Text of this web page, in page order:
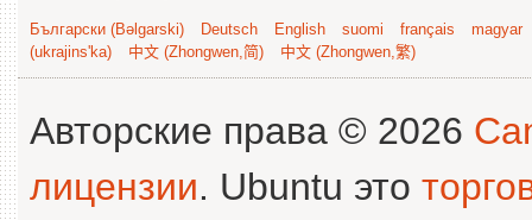
Български (Bəlgarski) Deutsch English suomi français
magyar
(ukrajins'ka)
中文 (Zhongwen,简) 中文 (Zhongwen,繁)
Авторские права © 2026
лицензии. Ubuntu это